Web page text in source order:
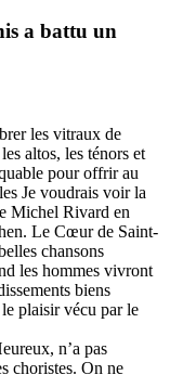
a battu un
les vitraux de
altos, les ténors et
pour offrir au
Je voudrais voir la
Michel Rivard en
Le Cœur de Saint-
chansons
les hommes vivront
biens
plaisir vécu par le
n’a pas
choristes. On ne